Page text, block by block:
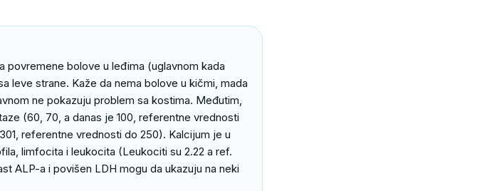
povremene bolove u leđima (uglavnom kada
leve strane. Kaže da nema bolove u kičmi, mada
ne pokazuju problem sa kostima. Međutim,
(60, 70, a danas je 100, referentne vrednosti
referentne vrednosti do 250). Kalcijum je u
limfocita i leukocita (Leukociti su 2.22 a ref.
ALP-a i povišen LDH mogu da ukazuju na neki